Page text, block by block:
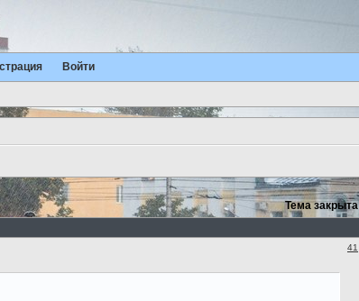
Войти
Тема закрыта
41